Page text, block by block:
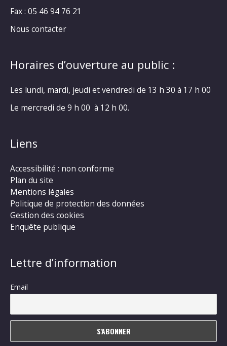
Fax : 05 46 94 76 21
Nous contacter
Horaires d’ouverture au public :
Les lundi, mardi, jeudi et vendredi de 13 h 30 à 17 h 00
Le mercredi de 9 h 00 à 12 h 00.
Liens
Accessibilité : non conforme
Plan du site
Mentions légales
Politique de protection des données
Gestion des cookies
Enquête publique
Lettre d’information
Email